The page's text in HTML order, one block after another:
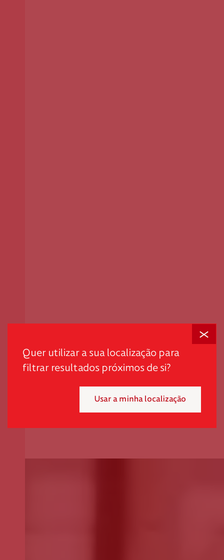
Quer utilizar a sua localização para
filtrar resultados próximos de si?
Usar a minha localização